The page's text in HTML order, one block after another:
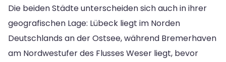
Die beiden Städte unterscheiden sich auch in ihrer
geografischen Lage: Lübeck liegt im Norden
Deutschlands an der Ostsee, während Bremerhaven
am Nordwestufer des Flusses Weser liegt, bevor